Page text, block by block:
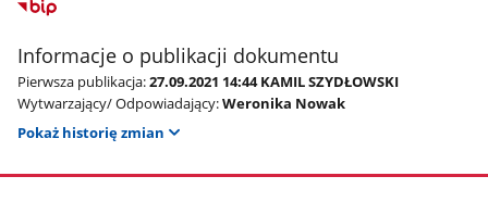
Informacje o publikacji dokumentu
Pierwsza publikacja:27.09.2021 14:44 KAMIL SZYDŁOWSKI
Wytwarzający/ Odpowiadający:Weronika Nowak
Pokaż historię zmian